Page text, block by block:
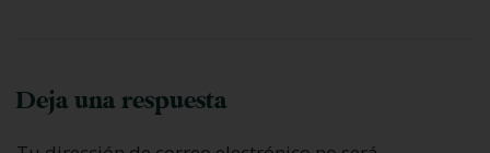
Deja una respuesta